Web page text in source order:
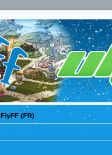
FlyFF (FR)